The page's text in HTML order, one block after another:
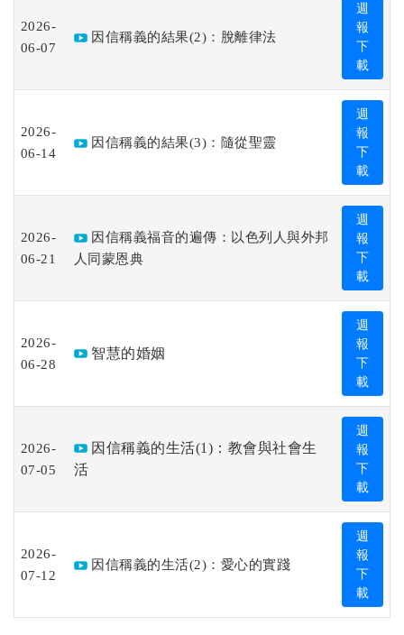
2026-
06-07
因信稱義的結果(2)：脫離律法
週
報
下
載
2026-
06-14
因信稱義的結果(3)：隨從聖靈
週
報
下
載
2026-
06-21
因信稱義福音的遍傳：以色列人與外邦
人同蒙恩典
週
報
下
載
2026-
06-28
智慧的婚姻
週
報
下
載
2026-
07-05
因信稱義的生活(1)：教會與社會生
活
週
報
下
載
2026-
07-12
因信稱義的生活(2)：愛心的實踐
週
報
下
載